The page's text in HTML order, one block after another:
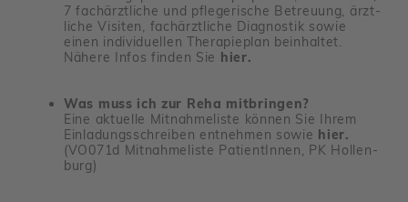
7 fach­ärzt­liche und pfle­ge­ri­sche Betreuung, ärzt­
liche Visiten, fach­ärzt­liche Diagnostik sowie
einen indi­vi­du­ellen Thera­pie­plan beinhaltet.
Nähere Infos finden Sie hier.
Was muss ich zur Reha mitbringen?
Eine aktu­elle Mitnah­me­liste können Sie Ihrem
Einla­dungs­schreiben entnehmen sowie hier.
(VO071d Mitnah­me­liste Pati­en­tInnen, PK Hollen­
burg)